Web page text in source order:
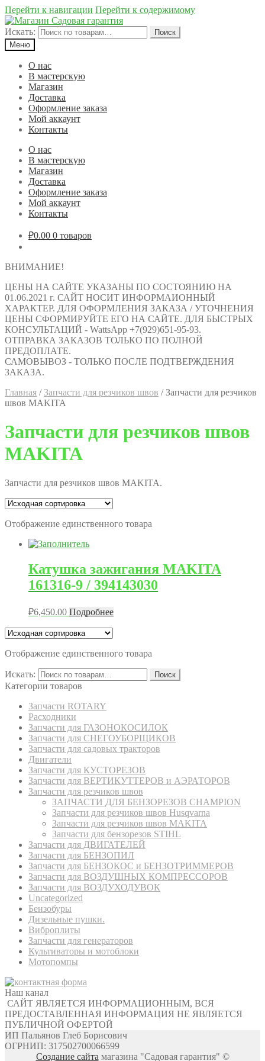
Перейти к навигации Перейти к содержимому
Искать:
Поиск
Меню
О нас
В мастерскую
Магазин
Доставка
Оформление заказа
Мой аккаунт
Контакты
О нас
В мастерскую
Магазин
Доставка
Оформление заказа
Мой аккаунт
Контакты
₽0.00 0 товаров
ВНИМАНИЕ!
ЦЕНЫ НА САЙТЕ УКАЗАНЫ ПО СОСТОЯНИЮ НА
01.06.2021 г. САЙТ НОСИТ ИНФОРМАИОННЫЙ
ХАРАКТЕР. ДЛЯ ОФОРМЛЕНИЯ ЗАКАЗА / УТОЧНЕНИЯ
ЦЕНЫ СФОРМИРУЙТЕ ЕГО НА САЙТЕ. ДЛЯ БЫСТРЫХ
КОНСУЛЬТАЦИЙ - WattsApp +7(929)651-95-93.
ОТПРАВКА ЗАКАЗОВ ТОЛЬКО ПО ПОЛНОЙ
ПРЕДОПЛАТЕ.
САМОВЫВОЗ - ТОЛЬКО ПОСЛЕ ПОДТВЕРЖДЕНИЯ
ЗАКАЗА.
Главная / Запчасти для резчиков швов /Запчасти для резчиков
швов MAKITA
Запчасти для резчиков швов
MAKITA
Запчасти для резчиков швов MAKITA.
Отображение единственного товара
Катушка зажигания MAKITA
161316-9 / 394143030
₽6,450.00 Подробнее
Отображение единственного товара
Искать: Поиск
Категории товаров
Запчасти ROTARY
Расходники
Запчасти для ГАЗОНОКОСИЛОК
Запчасти для СНЕГОУБОРЩИКОВ
Запчасти для садовых тракторов
Двигатели
Запчасти для КУСТОРЕЗОВ
Запчасти для ВЕРТИКУТТЕРОВ и АЭРАТОРОВ
Запчасти для резчиков швов
ЗАПЧАСТИ ДЛЯ БЕНЗОРЕЗОВ CHAMPION
Запчасти для резчиков швов Husqvarna
Запчасти для резчиков швов MAKITA
Запчасти для бензорезов STIHL
Запчасти для ДВИГАТЕЛЕЙ
Запчасти для БЕНЗОПИЛ
Запчасти для БЕНЗОКОС и БЕНЗОТРИММЕРОВ
Запчасти для ВОЗДУШНЫХ КОМПРЕССОРОВ
Запчасти для ВОЗДУХОДУВОК
Uncategorized
Бензобуры
Дизельные пушки.
Виброплиты
Запчасти для генераторов
Культиваторы и мотоблоки
Мотопомпы
Наш канал
САЙТ ЯВЛЯЕТСЯ ИНФОРМАЦИОННЫМ, ВСЯ
ПРЕДОСТАВЛЕННАЯ ИНФОРМАЦИЯ НЕ ЯВЛЯЕТСЯ
ПУБЛИЧНОЙ ОФЕРТОЙ
ИП Пальянов Глеб Борисович
ОГРНИП: 317502700066599
Создание сайта магазина "Садовая гарантия" ©